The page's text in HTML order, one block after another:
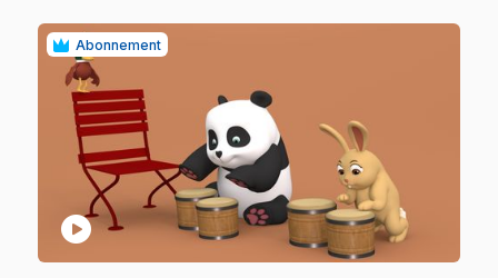
Abonnement
play_circle